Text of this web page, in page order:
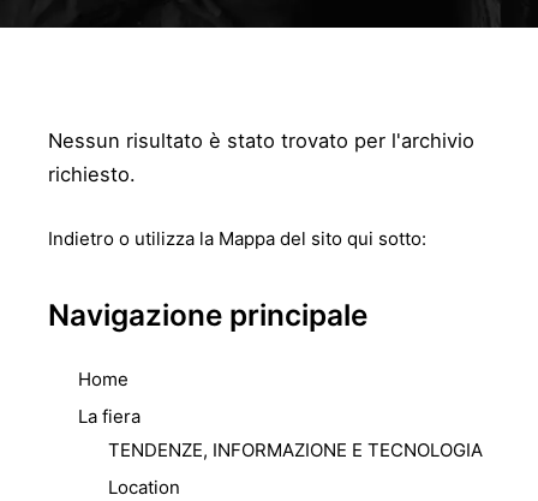
Nessun risultato è stato trovato per l'archivio
richiesto.
Indietro o utilizza la Mappa del sito qui sotto:
Navigazione principale
Home
La fiera
TENDENZE, INFORMAZIONE E TECNOLOGIA
Location